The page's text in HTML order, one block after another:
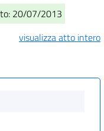
20/07/2013
visualizza atto intero